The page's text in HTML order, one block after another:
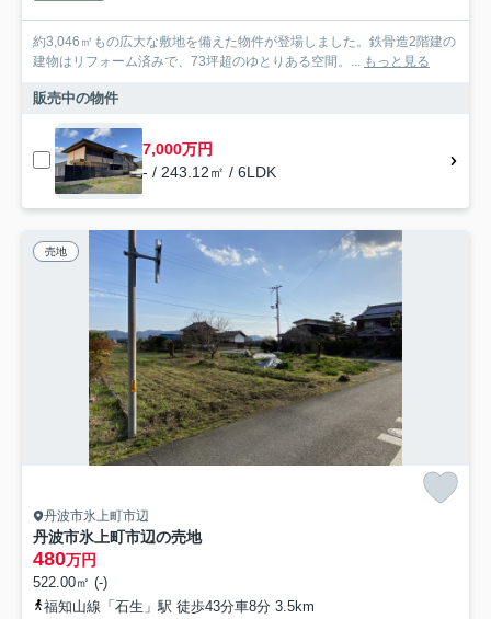
約3,046㎡もの広大な敷地を備えた物件が登場しました。鉄骨造2階建の
建物はリフォーム済みで、73坪超のゆとりある空間。...
もっと見る
販売中の物件
7,000万円
- / 243.12㎡ / 6LDK
売地
丹波市氷上町市辺
丹波市氷上町市辺の売地
480万円
522.00㎡ (-)
福知山線「石生」駅 徒歩43分車8分 3.5km